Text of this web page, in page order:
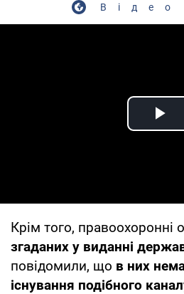
Крім того, правоохоронні
згаданих у виданні
повідомили, що в них
існування подібного